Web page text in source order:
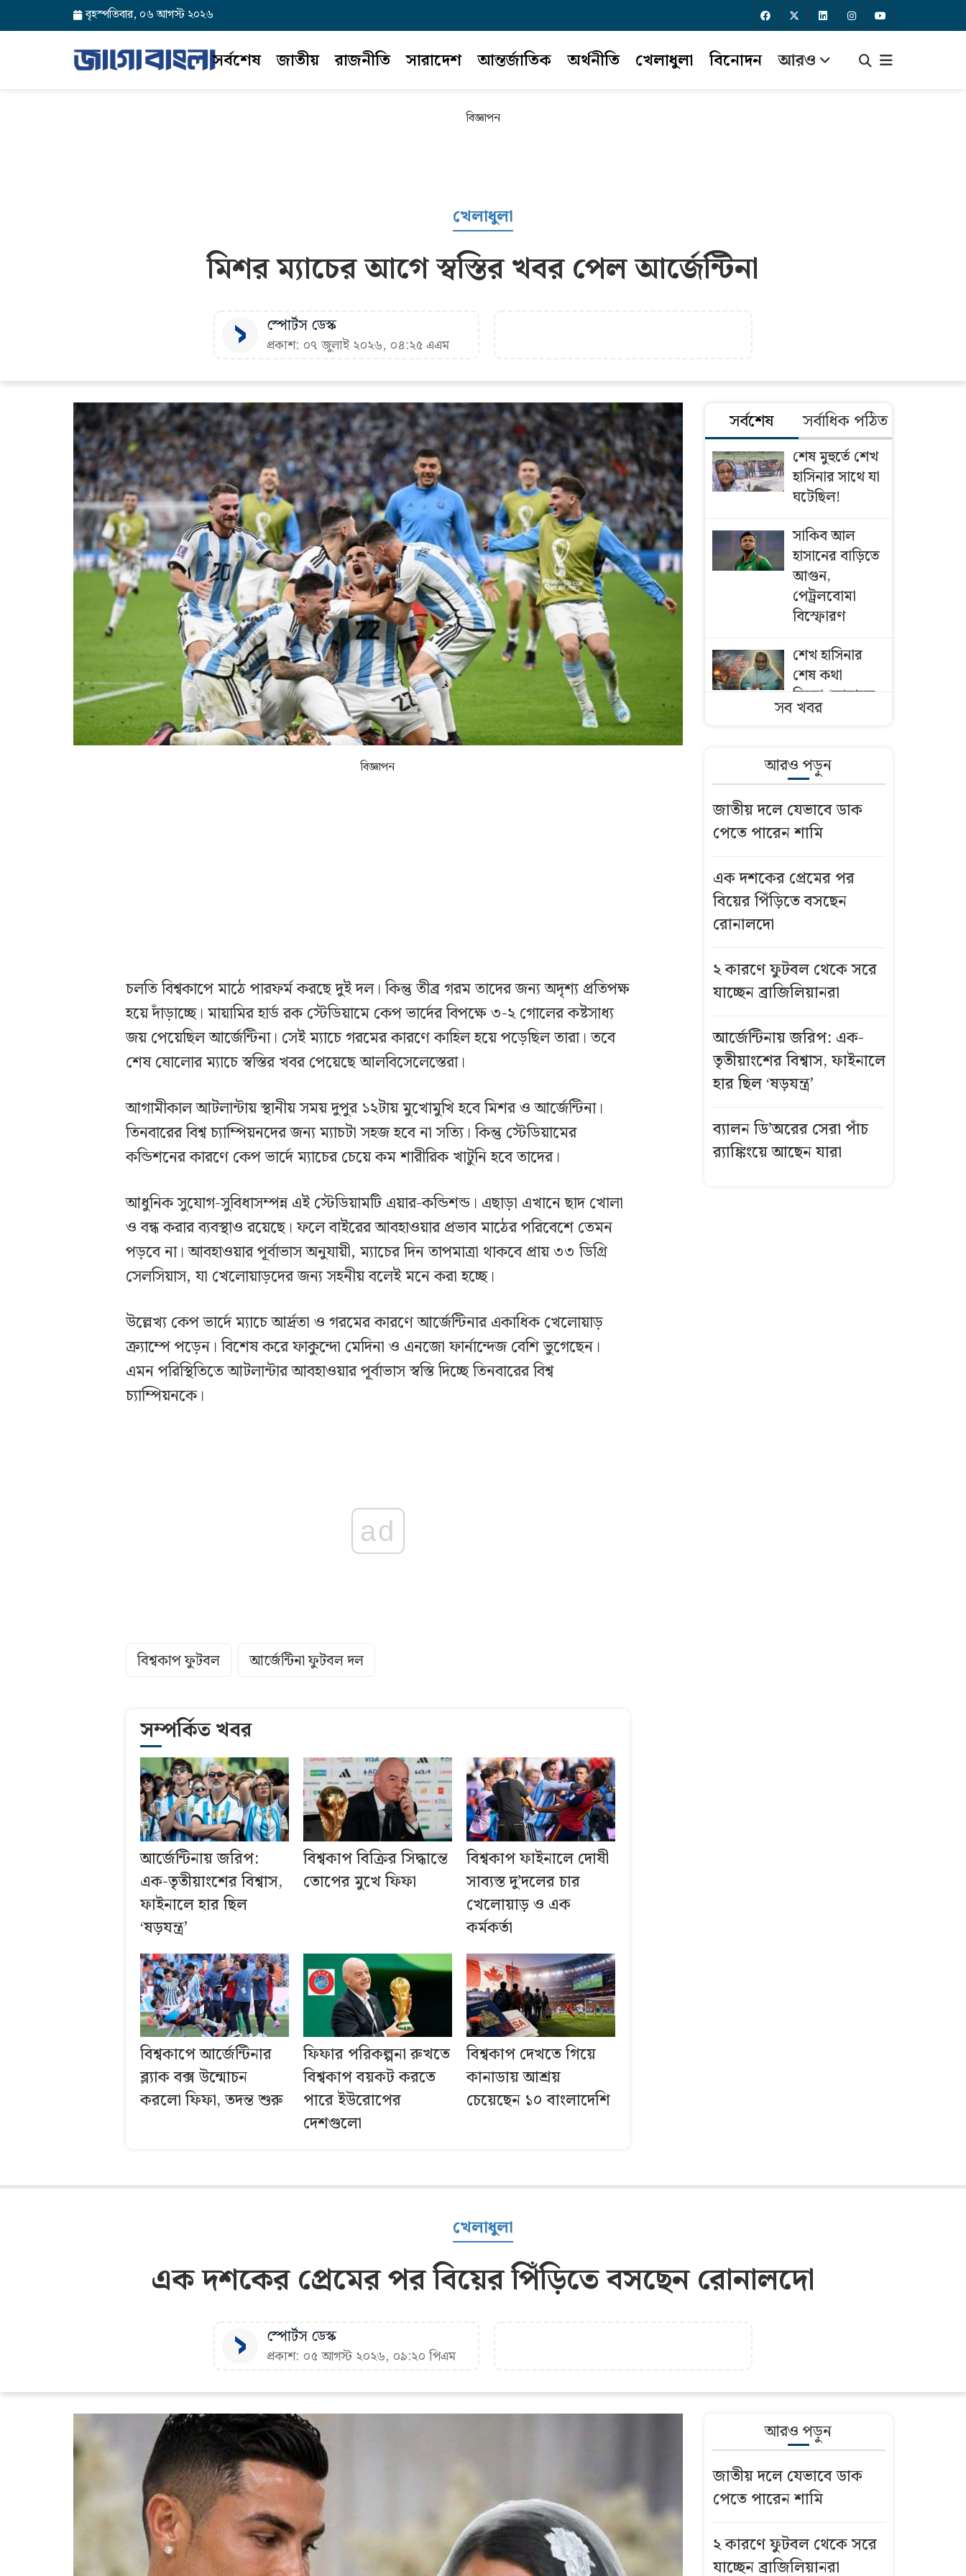
বৃহস্পতিবার, ০৬ আগস্ট ২০২৬
সর্বশেষ জাতীয় রাজনীতি সারাদেশ আন্তর্জাতিক অর্থনীতি খেলাধুলা বিনোদন আরও
বিজ্ঞাপন
খেলাধুলা
মিশর ম্যাচের আগে স্বস্তির খবর পেল আর্জেন্টিনা
স্পোর্টস ডেস্ক
প্রকাশ: ০৭ জুলাই ২০২৬, ০৪:২৫ এএম
বিজ্ঞাপন
চলতি বিশ্বকাপে মাঠে পারফর্ম করছে দুই দল। কিন্তু তীব্র গরম তাদের জন্য অদৃশ্য প্রতিপক্ষ
হয়ে দাঁড়াচ্ছে। মায়ামির হার্ড রক স্টেডিয়ামে কেপ ভার্দের বিপক্ষে ৩-২ গোলের কষ্টসাধ্য
জয় পেয়েছিল আর্জেন্টিনা। সেই ম্যাচে গরমের কারণে কাহিল হয়ে পড়েছিল তারা। তবে
শেষ ষোলোর ম্যাচে স্বস্তির খবর পেয়েছে আলবিসেলেস্তেরা।
আগামীকাল আটলান্টায় স্থানীয় সময় দুপুর ১২টায় মুখোমুখি হবে মিশর ও আর্জেন্টিনা।
তিনবারের বিশ্ব চ্যাম্পিয়নদের জন্য ম্যাচটা সহজ হবে না সত্যি। কিন্তু স্টেডিয়ামের
কন্ডিশনের কারণে কেপ ভার্দে ম্যাচের চেয়ে কম শারীরিক খাটুনি হবে তাদের।
আধুনিক সুযোগ-সুবিধাসম্পন্ন এই স্টেডিয়ামটি এয়ার-কন্ডিশন্ড। এছাড়া এখানে ছাদ খোলা
ও বন্ধ করার ব্যবস্থাও রয়েছে। ফলে বাইরের আবহাওয়ার প্রভাব মাঠের পরিবেশে তেমন
পড়বে না। আবহাওয়ার পূর্বাভাস অনুযায়ী, ম্যাচের দিন তাপমাত্রা থাকবে প্রায় ৩৩ ডিগ্রি
সেলসিয়াস, যা খেলোয়াড়দের জন্য সহনীয় বলেই মনে করা হচ্ছে।
উল্লেখ্য কেপ ভার্দে ম্যাচে আর্দ্রতা ও গরমের কারণে আর্জেন্টিনার একাধিক খেলোয়াড়
ক্র্যাম্পে পড়েন। বিশেষ করে ফাকুন্দো মেদিনা ও এনজো ফার্নান্দেজ বেশি ভুগেছেন।
এমন পরিস্থিতিতে আটলান্টার আবহাওয়ার পূর্বাভাস স্বস্তি দিচ্ছে তিনবারের বিশ্ব
চ্যাম্পিয়নকে।
ad
বিশ্বকাপ ফুটবল আর্জেন্টিনা ফুটবল দল
সম্পর্কিত খবর
আর্জেন্টিনায় জরিপ:
এক-তৃতীয়াংশের বিশ্বাস,
ফাইনালে হার ছিল
‘ষড়যন্ত্র’
বিশ্বকাপ বিক্রির সিদ্ধান্তে
তোপের মুখে ফিফা
বিশ্বকাপ ফাইনালে দোষী
সাব্যস্ত দু’দলের চার
খেলোয়াড় ও এক
কর্মকর্তা
বিশ্বকাপে আর্জেন্টিনার
ব্ল্যাক বক্স উন্মোচন
করলো ফিফা, তদন্ত শুরু
ফিফার পরিকল্পনা রুখতে
বিশ্বকাপ বয়কট করতে
পারে ইউরোপের
দেশগুলো
বিশ্বকাপ দেখতে গিয়ে
কানাডায় আশ্রয়
চেয়েছেন ১০ বাংলাদেশি
সর্বশেষ সর্বাধিক পঠিত
শেষ মুহুর্তে শেখ
হাসিনার সাথে যা
ঘটেছিল!
সাকিব আল
হাসানের বাড়িতে
আগুন,
পেট্রলবোমা
বিস্ফোরণ
শেখ হাসিনার
শেষ কথা
ছিলো-‘আমাকে
গুলি করে মেরে
কী আছে জুলাই
নিয়ে ‘বিতর্কিত’
ডকুমেন্টারিতে?
কপাল পুড়তে
পারে অলস,
স্থবির ও বিতর্কিত
জুলাই যোদ্ধাদের
সংবর্ধনায় দেওয়া
প্যাকেট’
জাতীয় দলে
যেভাবে ডাক
শামি
সব খবর
আরও পড়ুন
জাতীয় দলে যেভাবে ডাক
পেতে পারেন শামি
এক দশকের প্রেমের পর
বিয়ের পিঁড়িতে বসছেন
রোনালদো
২ কারণে ফুটবল থেকে সরে
যাচ্ছেন ব্রাজিলিয়ানরা
আর্জেন্টিনায় জরিপ: এক-
তৃতীয়াংশের বিশ্বাস, ফাইনালে
হার ছিল ‘ষড়যন্ত্র’
ব্যালন ডি’অরের সেরা পাঁচ
র‌্যাঙ্কিংয়ে আছেন যারা
খেলাধুলা
এক দশকের প্রেমের পর বিয়ের পিঁড়িতে বসছেন রোনালদো
স্পোর্টস ডেস্ক
প্রকাশ: ০৫ আগস্ট ২০২৬, ০৯:২০ পিএম
আরও পড়ুন
জাতীয় দলে যেভাবে ডাক
পেতে পারেন শামি
২ কারণে ফুটবল থেকে সরে
যাচ্ছেন ব্রাজিলিয়ানরা